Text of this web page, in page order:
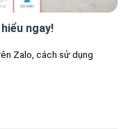
ngay!
Zalo, cách sử dụng